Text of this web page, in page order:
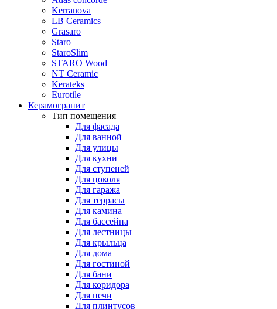
Kerranova
LB Ceramics
Grasaro
Staro
StaroSlim
STARO Wood
NT Ceramic
Kerateks
Eurotile
Керамогранит
Тип помещения
Для фасада
Для ванной
Для улицы
Для кухни
Для ступеней
Для цоколя
Для гаража
Для террасы
Для камина
Для бассейна
Для лестницы
Для крыльца
Для дома
Для гостиной
Для бани
Для коридора
Для печи
Для плинтусов